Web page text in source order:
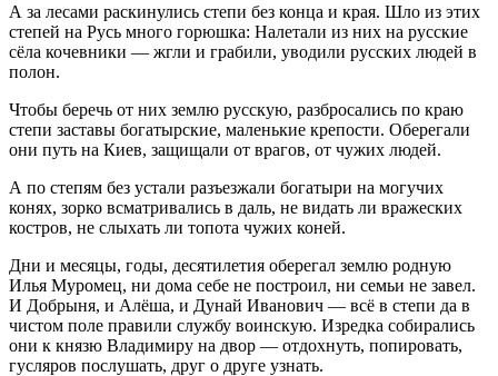
А за лесами раскинулись степи без конца и края. Шло из этих
степей на Русь много горюшка: Налетали из них на русские
сёла кочевники — жгли и грабили, уводили русских людей в
полон.
Чтобы беречь от них землю русскую, разбросались по краю
степи заставы богатырские, маленькие крепости. Оберегали
они путь на Киев, защищали от врагов, от чужих людей.
А по степям без устали разъезжали богатыри на могучих
конях, зорко всматривались в даль, не видать ли вражеских
костров, не слыхать ли топота чужих коней.
Дни и месяцы, годы, десятилетия оберегал землю родную
Илья Муромец, ни дома себе не построил, ни семьи не завел.
И Добрыня, и Алёша, и Дунай Иванович — всё в степи да в
чистом поле правили службу воинскую. Изредка собирались
они к князю Владимиру на двор — отдохнуть, попировать,
гусляров послушать, друг о друге узнать.